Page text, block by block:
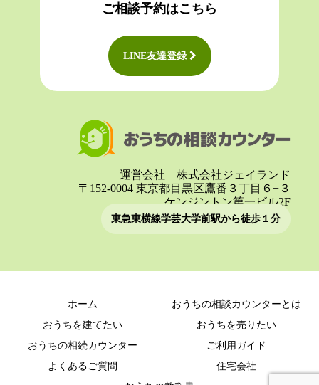
ご相談予約はこちら
LINE友達登録
運営会社 株式会社ジェイランド
〒152-0004 東京都目黒区鷹番３丁目６−３
ケンジントン第一ビル2F
東急東横線学芸大学前駅から徒歩１分
ホーム
おうちの相談カウンターとは
おうちを建てたい
おうちを売りたい
おうちの相続カウンター
ご利用ガイド
よくあるご質問
住宅会社